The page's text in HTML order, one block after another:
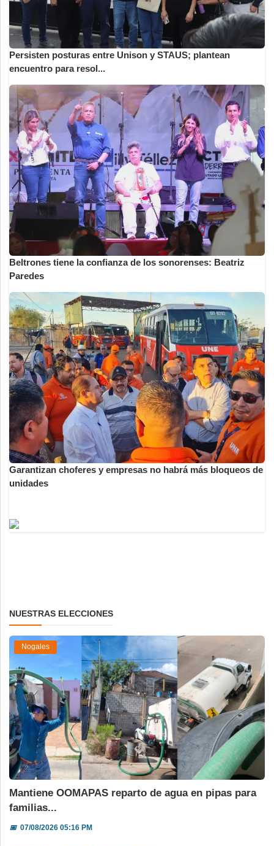
Persisten posturas entre Unison y STAUS; plantean
encuentro para resol...
Beltrones tiene la confianza de los sonorenses: Beatriz
Paredes
Garantizan choferes y empresas no habrá más bloqueos de
unidades
NUESTRAS ELECCIONES
Nogales
Mantiene OOMAPAS reparto de agua en pipas para
familias...
📅07/08/2026 05:16 PM